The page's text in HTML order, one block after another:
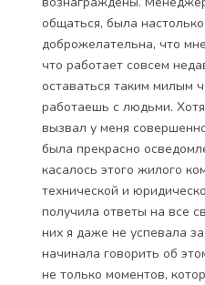
общаться, была
доброжелательна, что
что работает совсем
оставаться таким милым
работаешь с людьми.
вызвал у меня
была прекрасно
касалось этого жилого
технической и
получила ответы на все
них я даже не успевала
начинала говорить об
не только моментов,